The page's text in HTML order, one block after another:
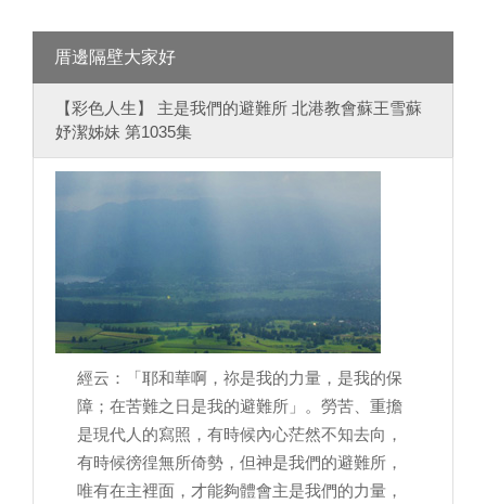
厝邊隔壁大家好
【彩色人生】 主是我們的避難所 北港教會蘇王雪蘇
妤潔姊妹 第1035集
經云：「耶和華啊，祢是我的力量，是我的保
障；在苦難之日是我的避難所」。勞苦、重擔
是現代人的寫照，有時候內心茫然不知去向，
有時候徬徨無所倚勢，但神是我們的避難所，
唯有在主裡面，才能夠體會主是我們的力量，